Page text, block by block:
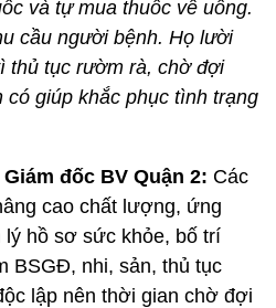
và tự mua thuốc về uống.
cầu người bệnh. Họ lười
thủ tục rườm rà, chờ đợi
có giúp khắc phục tình trạng
đốc BV Quận 2: Các
cao chất lượng, ứng
lý hồ sơ sức khỏe, bố trí
BSGĐ, nhi, sản, thủ tục
lập nên thời gian chờ đợi